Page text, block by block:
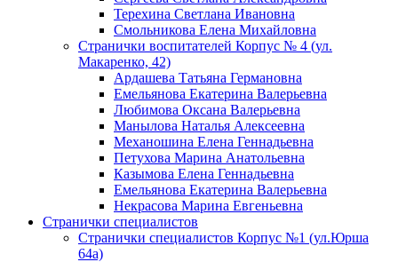
Терехина Светлана Ивановна
Смольникова Елена Михайловна
Странички воспитателей Корпус № 4 (ул.
Макаренко, 42)
Ардашева Татьяна Германовна
Емельянова Екатерина Валерьевна
Любимова Оксана Валерьевна
Манылова Наталья Алексеевна
Механошина Елена Геннадьевна
Петухова Марина Анатольевна
Казымова Елена Геннадьевна
Емельянова Екатерина Валерьевна
Некрасова Марина Евгеньевна
Странички специалистов
Странички специалистов Корпус №1 (ул.Юрша
64а)